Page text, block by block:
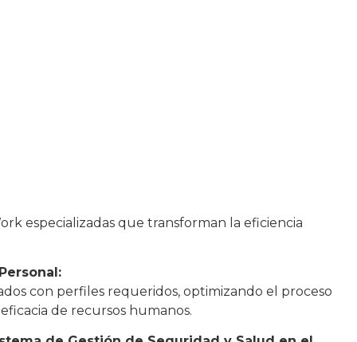
especializadas que transforman la eficiencia
con perfiles requeridos, optimizando el proceso
de recursos humanos.